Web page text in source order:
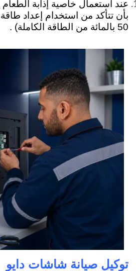
عند استعمال خاصية إذابة الطعام
50 بالمائة من الطاقة الكاملة) .
توكيل صيانة شاشات دايو